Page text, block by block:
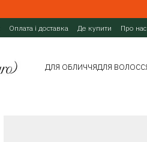
Оплата і доставка Де купити Про нас
ДЛЯ ОБЛИЧЧЯДЛЯ